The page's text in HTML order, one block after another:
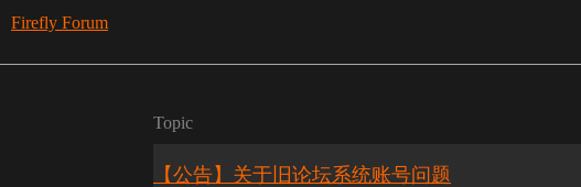
Firefly Forum
Topic
【公告】关于旧论坛系统账号问题